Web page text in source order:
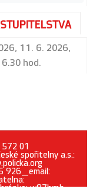
11. 6. 2026,
hod.
01
spořitelny a.s.:
926_email:
w87brph